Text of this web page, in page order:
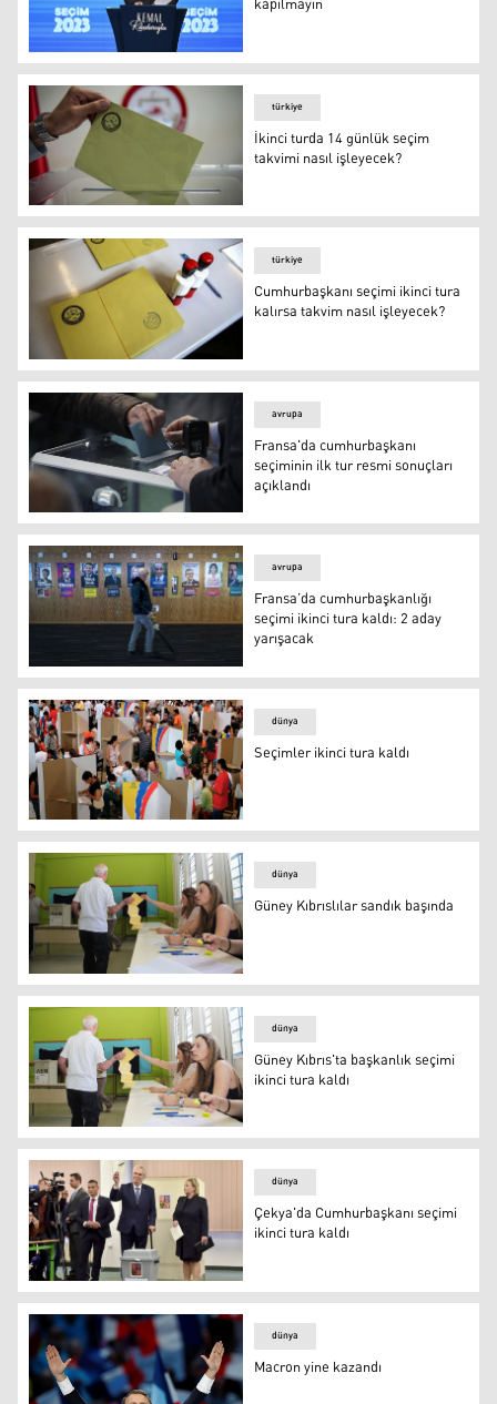
Foto: AA
İkinci turda 14 günlük seçim takvimi nasıl işleyecek?
türkiye
İkinci turda 14 günlük seçim
takvimi nasıl işleyecek?
Cumhurbaşkanı seçimi ikinci tura kalırsa takvim nasıl
türkiye
Cumhurbaşkanı seçimi ikinci tura
kalırsa takvim nasıl işleyecek?
Fransa'da cumhurbaşkanı seçiminin ilk tur resmi
avrupa
Fransa'da cumhurbaşkanı
seçiminin ilk tur resmi sonuçları
açıklandı
Fransa’da cumhurbaşkanlığı seçimi ikinci tura kaldı: 2
avrupa
Fransa’da cumhurbaşkanlığı
seçimi ikinci tura kaldı: 2 aday
yarışacak
Seçimler ikinci tura kaldı
dünya
Seçimler ikinci tura kaldı
Güney Kıbrıslılar sandık başında
dünya
Güney Kıbrıslılar sandık başında
Güney Kıbrıs'ta başkanlık seçimi ikinci tura kaldı
dünya
Güney Kıbrıs'ta başkanlık seçimi
ikinci tura kaldı
Çekya'da Cumhurbaşkanı seçimi ikinci tura kaldı
dünya
Çekya'da Cumhurbaşkanı seçimi
ikinci tura kaldı
dünya
Macron yine kazandı